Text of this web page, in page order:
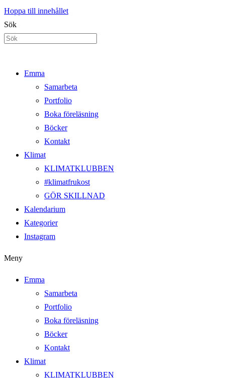
Hoppa till innehållet
Sök
Emma
Samarbeta
Portfolio
Boka föreläsning
Böcker
Kontakt
Klimat
KLIMATKLUBBEN
#klimatfrukost
GÖR SKILLNAD
Kalendarium
Kategorier
Instagram
Meny
Emma
Samarbeta
Portfolio
Boka föreläsning
Böcker
Kontakt
Klimat
KLIMATKLUBBEN